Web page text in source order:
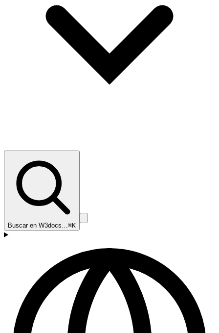
Buscar en W3docs…⌘K